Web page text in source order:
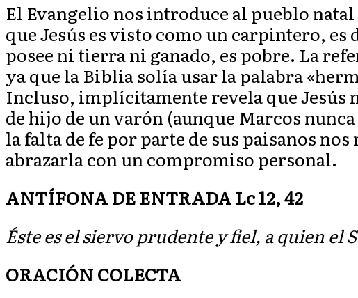
El Evangelio nos introduce al pueblo
que Jesús es visto como un carpintero,
posee ni tierra ni ganado, es pobre. La
ya que la Biblia solía usar la palabra
Incluso, implícitamente revela que Jesús
de hijo de un varón (aunque Marcos
la falta de fe por parte de sus paisanos
abrazarla con un compromiso personal.
ANTÍFONA DE ENTRADA Lc 12, 42
Éste es el siervo prudente y fiel, a quien el
ORACIÓN COLECTA